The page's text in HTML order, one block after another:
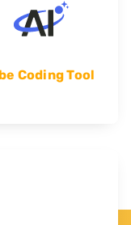
Coding Tool